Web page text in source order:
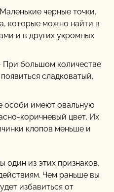
черные точки,
которые можно найти в
и в других укромных
При большом количестве
сладковатый,
особи имеют овальную
коричневый цвет. Их
клопов меньше и
один из этих признаков,
Чем раньше вы
избавиться от